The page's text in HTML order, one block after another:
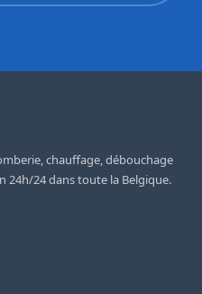
chauffage, débouchage
24 dans toute la Belgique.